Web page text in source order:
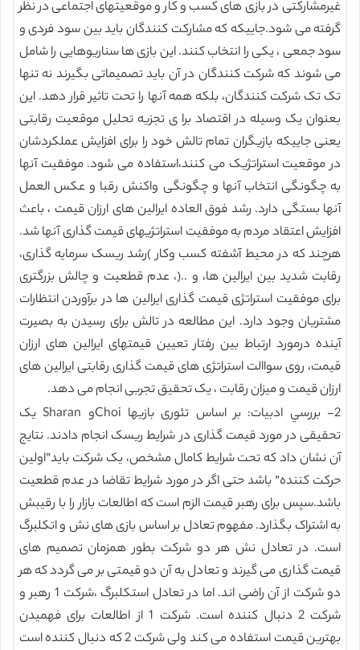
غیرمشارکتی در بازی های کسب و کار و موقعیتهای اجتماعی در نظر
گرفته می شود.جاییکه که مشارکت کنندگان باید بین سود فردی و
سود جمعی ، یکی را انتخاب کنند. این بازی ها سناریوهایی را شامل
می شوند که شرکت کنندگان در آن باید تصمیماتی بگیرند نه تنها
تک تک شرکت کنندگان، بلکه همه آنها را تحت تاثیر قرار دهد. این
بعنوان یک وسیله در اقتصاد برا ی تجزیه تحلیل موقعیت رقابتی
یعنی جاییکه بازیگران تمام تالش خود را برای افزایش عملکردشان
در موقعیت استراتژیک می کنند،استفاده می شود. موفقیت آنها
به چگونگی انتخاب آنها و چگونگی واکنش رقبا و عکس العمل
آنها بستگی دارد. رشد فوق العاده ایرالین های ارزان قیمت ، باعث
افزایش اعتقاد مردم به موفقیت استراتژیهای قیمت گذاری آنها شد.
هرچند که در محیط آشفته کسب وکار )رشد ریسک سرمایه گذاری،
رقابت شدید بین ایرالین ها، و ..(، عدم قطعیت و چالش بزرگتری
برای موفقیت استراتژی قیمت گذاری ایرالین ها در برآوردن انتظارات
مشتریان وجود دارد. این مطالعه در تالش برای رسیدن به بصیرت
آینده درمورد ارتباط بین رفتار تعیین قیمتهای ایرالین های ارزان
قیمت، روی سواالت استراتژی های قیمت گذاری رقابتی ایرالین های
ارزان قیمت و میزان رقابت ، یک تحقیق تجربی انجام می دهد.
2- بررسي ادبیات: بر اساس تئوری بازیها Choiو Sharan یک
تحقیقی در مورد قیمت گذاری در شرایط ریسک انجام دادند. نتایج
آن نشان داد که تحت شرایط کامال مشخص، یک شرکت باید”اولین
حرکت کننده” باشد حتی اگر در مورد شرایط تقاضا در عدم قطعیت
باشد.سپس برای رهبر قیمت الزم است که اطالعات بازار را با رقیبش
به اشتراک بگذارد. مفهوم تعادل بر اساس بازی های نش و اتکلبرگ
است. در تعادل نش هر دو شرکت بطور همزمان تصمیم های
قیمت گذاری می گیرند و تعادل به آن دو قیمتی بر می گردد که هر
دو شرکت از آن راضی اند. اما در تعادل استکلبرگ ،شرکت 1 رهبر و
شرکت 2 دنبال کننده است. شرکت 1 از اطالعات برای فهمیدن
بهترین قیمت استفاده می کند ولی شرکت 2 که دنبال کننده است